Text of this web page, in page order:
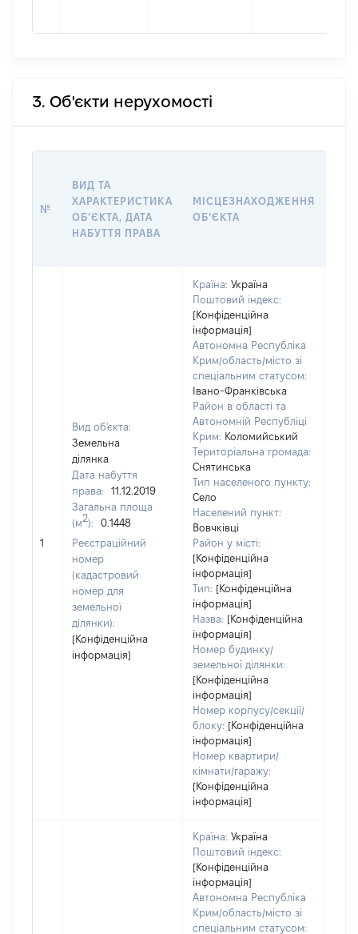
3. Об'єкти нерухомості
№
ВИД ТА
ХАРАКТЕРИСТИКА
ОБʼЄКТА, ДАТА
НАБУТТЯ ПРАВА
МІСЦЕЗНАХОДЖЕННЯ
ОБʼЄКТА
1
Вид об'єкта:
Земельна
ділянка
Дата набуття
права:
11.12.2019
Загальна площа
(м2):
0.1448
Реєстраційний
номер
(кадастровий
номер для
земельної
ділянки):
[Конфіденційна
інформація]
Країна: Україна
Поштовий індекс:
[Конфіденційна
інформація]
Автономна Республіка
Крим/область/місто зі
спеціальним статусом:
Івано-Франківська
Район в області та
Автономній Республіці
Крим: Коломийський
Територіальна громада:
Снятинська
Тип населеного пункту:
Село
Населений пункт:
Вовчківці
Район у місті:
[Конфіденційна
інформація]
Тип: [Конфіденційна
інформація]
Назва: [Конфіденційна
інформація]
Номер будинку/
земельної ділянки:
[Конфіденційна
інформація]
Номер корпусу/секції/
блоку: [Конфіденційна
інформація]
Номер квартири/
кімнати/гаражу:
[Конфіденційна
інформація]
Країна: Україна
Поштовий індекс:
[Конфіденційна
інформація]
Автономна Республіка
Крим/область/місто зі
спеціальним статусом: